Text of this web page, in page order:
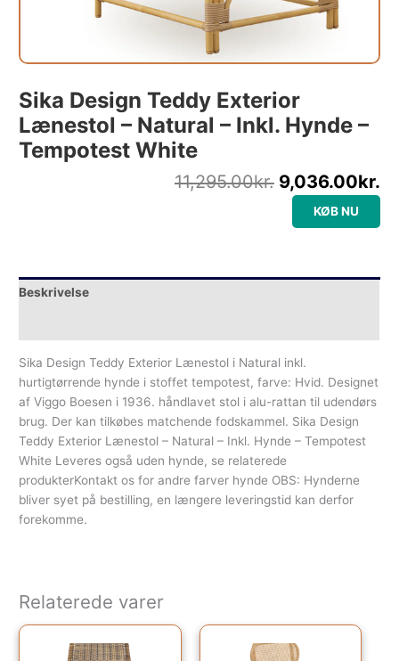
Sika Design Teddy Exterior
Lænestol – Natural – Inkl. Hynde –
Tempotest White
11,295.00kr. 9,036.00kr.
KØB NU
Beskrivelse
Sika Design Teddy Exterior Lænestol i Natural inkl.
hurtigtørrende hynde i stoffet tempotest, farve: Hvid. Designet
af Viggo Boesen i 1936. håndlavet stol i alu-rattan til udendørs
brug. Der kan tilkøbes matchende fodskammel. Sika Design
Teddy Exterior Lænestol – Natural – Inkl. Hynde – Tempotest
White Leveres også uden hynde, se relaterede
produkterKontakt os for andre farver hynde OBS: Hynderne
bliver syet på bestilling, en længere leveringstid kan derfor
forekomme.
Relaterede varer